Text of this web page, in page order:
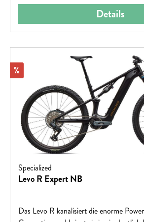
AgilitätKraftvolle E-Unterstützung für
TrailsPräzises, verspieltes
Speed und Fahrspaß
Details
Rabatt
%
Specialized
Levo R Expert NB
Das Levo R kanalisiert die enorme